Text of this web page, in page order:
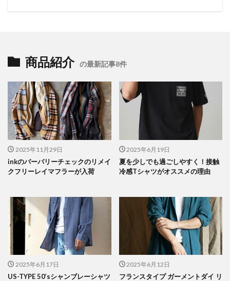
商品紹介 の最新記事8件
2025年11月29日
inkのバーバリーチェックのリメイ
クフリーレイマフラーが入荷
2025年6月19日
夏を少しでも過ごしやすく！接触
冷感Tシャツがオススメの理由
2025年6月17日
US-TYPE 50’sシャンブレーシャツ
2025年6月12日
フランスタイプ ガーメントダイ リ